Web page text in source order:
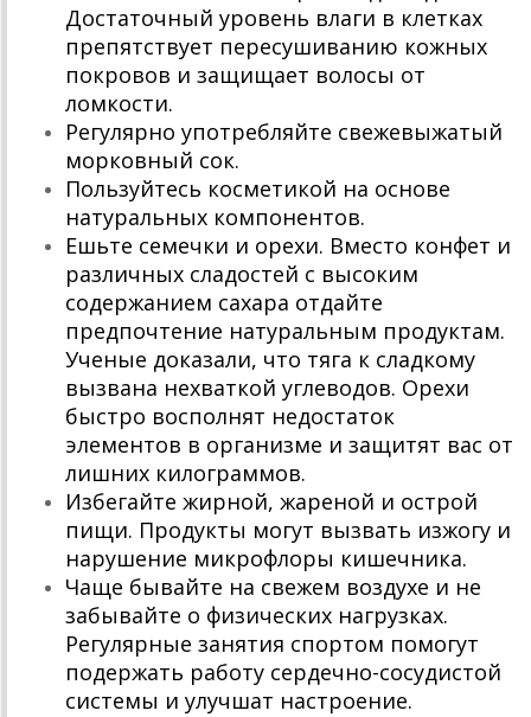
Достаточный уровень влаги в клетках
препятствует пересушиванию кожных
покровов и защищает волосы от
ломкости.
Регулярно употребляйте свежевыжатый
морковный сок.
Пользуйтесь косметикой на основе
натуральных компонентов.
Ешьте семечки и орехи. Вместо конфет и
различных сладостей с высоким
содержанием сахара отдайте
предпочтение натуральным продуктам.
Ученые доказали, что тяга к сладкому
вызвана нехваткой углеводов. Орехи
быстро восполнят недостаток
элементов в организме и защитят вас от
лишних килограммов.
Избегайте жирной, жареной и острой
пищи. Продукты могут вызвать изжогу и
нарушение микрофлоры кишечника.
Чаще бывайте на свежем воздухе и не
забывайте о физических нагрузках.
Регулярные занятия спортом помогут
подержать работу сердечно-сосудистой
системы и улучшат настроение.